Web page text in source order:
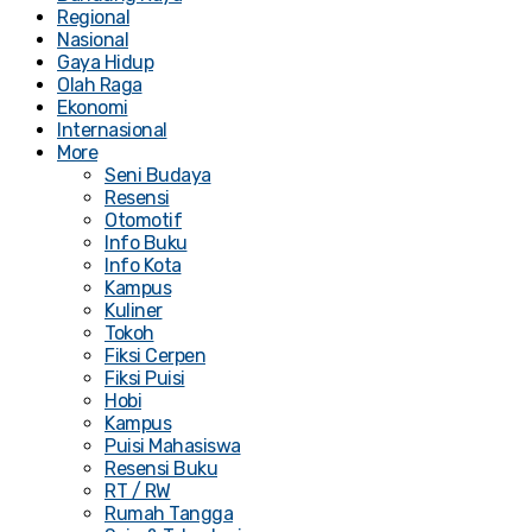
Regional
Nasional
Gaya Hidup
Olah Raga
Ekonomi
Internasional
More
Seni Budaya
Resensi
Otomotif
Info Buku
Info Kota
Kampus
Kuliner
Tokoh
Fiksi Cerpen
Fiksi Puisi
Hobi
Kampus
Puisi Mahasiswa
Resensi Buku
RT / RW
Rumah Tangga